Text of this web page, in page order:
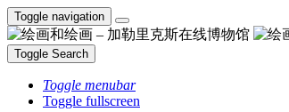
Toggle navigation
Toggle Search
Toggle menubar
Toggle fullscreen